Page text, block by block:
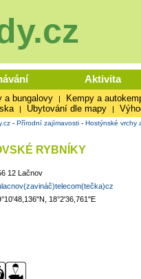
Aktivita
a bungalovy | Kempy a
| Ubytování dle mapy |
- Přírodní zajímavosti - Hostýnské vrchy
RYBNÍKY
12 Lačnov
18°2'36,761"E